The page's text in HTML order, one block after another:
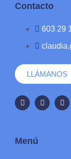
Contacto
603 29
LLÁMANOS
Menú